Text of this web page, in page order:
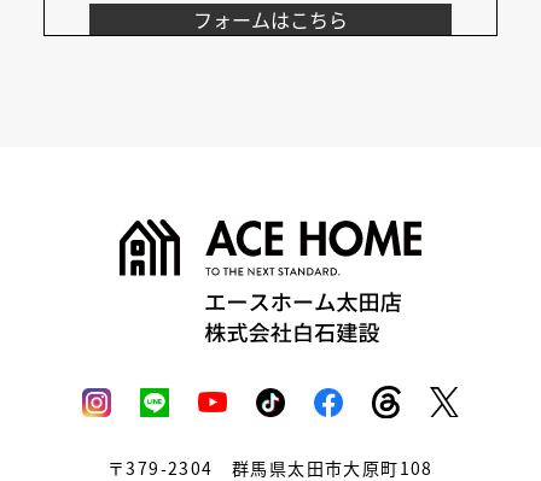
フォームはこちら
〒379-2304群馬県太田市大原町108